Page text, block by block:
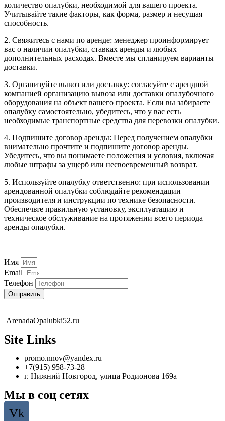
количество опалубки, необходимой для вашего проекта.
Учитывайте такие факторы, как форма, размер и несущая
способность.
2. Свяжитесь с нами по аренде: менеджер проинформирует
вас о наличии опалубки, ставках аренды и любых
дополнительных расходах. Вместе мы спланируем варианты
доставки.
3. Организуйте вывоз или доставку: согласуйте с арендной
компанией организацию вывоза или доставки опалубочного
оборудования на объект вашего проекта. Если вы забираете
опалубку самостоятельно, убедитесь, что у вас есть
необходимые транспортные средства для перевозки опалубки.
4. Подпишите договор аренды: Перед получением опалубки
внимательно прочтите и подпишите договор аренды.
Убедитесь, что вы понимаете положения и условия, включая
любые штрафы за ущерб или несвоевременный возврат.
5. Используйте опалубку ответственно: при использовании
арендованной опалубки соблюдайте рекомендации
производителя и инструкции по технике безопасности.
Обеспечьте правильную установку, эксплуатацию и
техническое обслуживание на протяжении всего периода
аренды опалубки.
Имя
Email
Телефон
Отправить
ArenadaOpalubki52.ru
Site Links
promo.nnov@yandex.ru
+7(915) 958-73-28
г. Нижний Новгород, улица Родионова 169а
Мы в соц сетях
Vk